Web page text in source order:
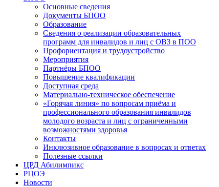
Основные сведения
Документы БПОО
Образование
Сведения о реализации образовательных
программ для инвалидов и лиц с ОВЗ в ПОО
Профориентация и трудоустройство
Мероприятия
Партнёры БПОО
Повышение квалификации
Доступная среда
Материально-техническое обеспечение
«Горячая линия» по вопросам приёма и
профессионального образования инвалидов
молодого возраста и лиц с ограниченными
возможностями здоровья
Контакты
Инклюзивное образование в вопросах и ответах
Полезные ссылки
ЦРД Абилимпикс
РЦОЭ
Новости